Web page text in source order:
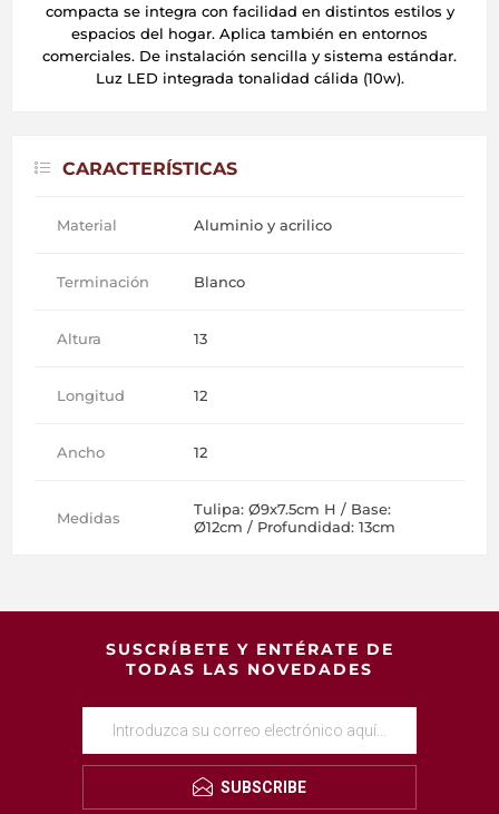
compacta se integra con facilidad en distintos estilos y
espacios del hogar. Aplica también en entornos
comerciales. De instalación sencilla y sistema estándar.
Luz LED integrada tonalidad cálida (10w).
CARACTERÍSTICAS
Material Aluminio y acrilico
Terminación Blanco
Altura 13
Longitud 12
Ancho 12
Medidas
Tulipa: Ø9x7.5cm H / Base:
Ø12cm / Profundidad: 13cm
SUSCRÍBETE Y ENTÉRATE DE
TODAS LAS NOVEDADES
SUBSCRIBE